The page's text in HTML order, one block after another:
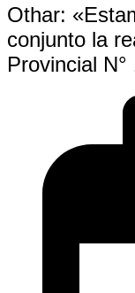
Othar:
conjunto la
Provincial N°